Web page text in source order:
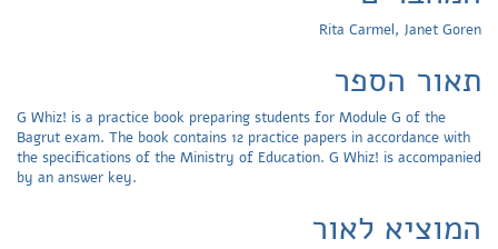
Rita Carmel, Janet Goren
תאור הספר
G Whiz! is a practice book preparing students for Module G of the
Bagrut exam. The book contains 12 practice papers in accordance with
the specifications of the Ministry of Education. G Whiz! is accompanied
by an answer key.
המוציא לאור